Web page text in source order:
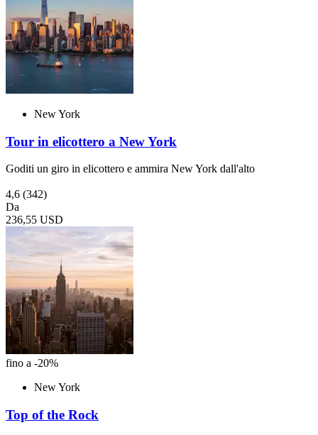
New York
Tour in elicottero a New York
Goditi un giro in elicottero e ammira New York dall'alto
4,6 (342)
Da
236,55 USD
fino a -20%
New York
Top of the Rock